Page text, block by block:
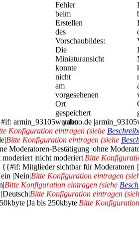
armin_93105
Fehler
beim
Erstellen
des
Vorschaubildes:
Die
Miniaturansicht
konnte
nicht
am
vorgesehenen
Ort
gespeichert
werden
yahoo.de |armin_93105
Konfiguration eintragen (siehe
Bitte Konfiguration eintragen (siehe
Moderatoren-Bestätigung |ohne
|nicht moderiert|Bitte
{{#if: Mitglieder sichtbar für Moderatoren
|Nein|Bitte Konfiguration eintragen
Bitte Konfiguration eintragen (siehe
Bitte Konfiguration eintragen
|Ja bis 250kbyte|Bitte